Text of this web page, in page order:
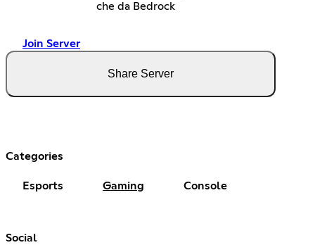
che da Bedrock
Join Server
Share Server
Categories
Esports Gaming Console
Social